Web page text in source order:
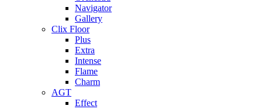
Navigator
Gallery
Clix Floor
Plus
Extra
Intense
Flame
Charm
AGT
Effect